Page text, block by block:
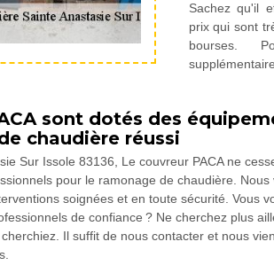
Sachez qu'il
prix qui sont
bourses.
sont dotés des
chaudière réussi
Sur Issole 83136, Le couvreur PACA ne
pour le ramonage de chaudière.
soignées et en toute sécurité. Vous
de confiance ? Ne cherchez plus
Il suffit de nous contacter et nous